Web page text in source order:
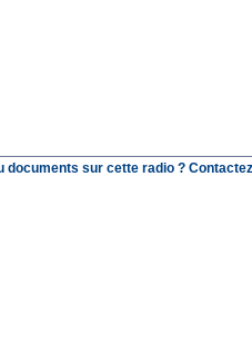
documents sur cette radio ?